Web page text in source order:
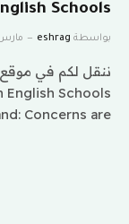
Schools
بواسطة eshrag مارس 28,
English Schools
Concerns are…